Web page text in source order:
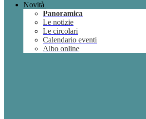
Novità
Panoramica
Le notizie
Le circolari
Calendario eventi
Albo online